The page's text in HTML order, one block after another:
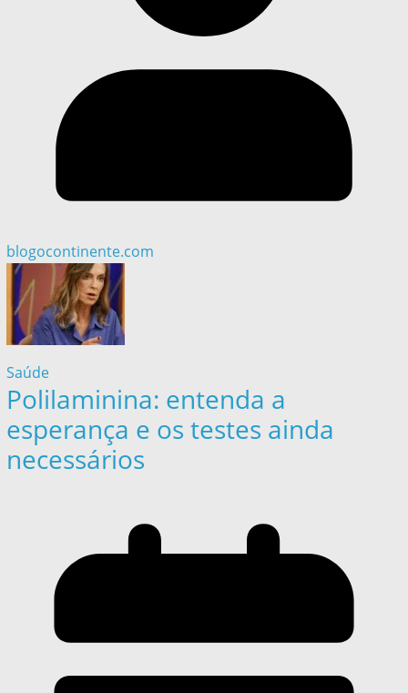
blogocontinente.com
Saúde
Polilaminina: entenda a
esperança e os testes ainda
necessários